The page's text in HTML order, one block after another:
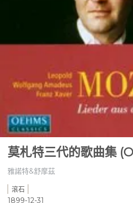
莫札特三代的歌曲集
雅諾特&舒摩茲
滾石
1899-12-31